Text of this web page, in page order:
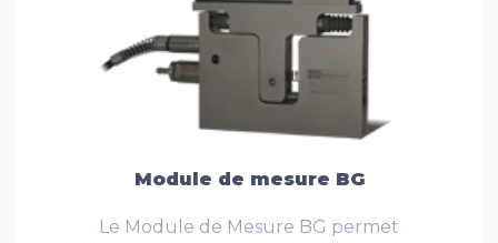
Module de mesure BG
Le Module de Mesure BG permet